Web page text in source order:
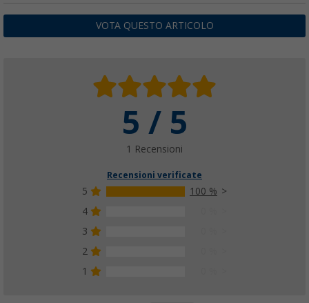
VOTA QUESTO ARTICOLO
5 / 5
1 Recensioni
Recensioni verificate
5
100 %
4
3
2
1